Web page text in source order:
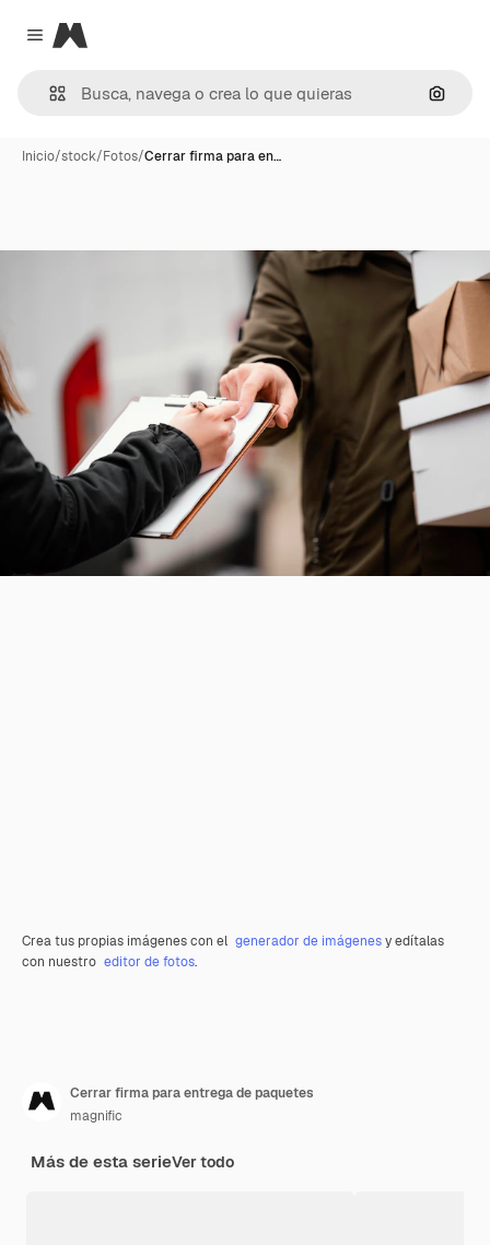
Close menu
Magnific
Inicio/stock/Fotos/Cerrar firma para en…
Crea tus propias imágenes con el generador de imágenesy edítalas
con nuestro editor de fotos.
Cerrar firma para entrega de paquetes
magnific
Más de esta serieVer todo